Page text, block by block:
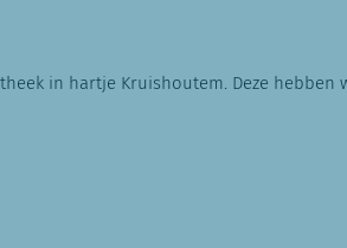
in hartje Kruishoutem. Deze